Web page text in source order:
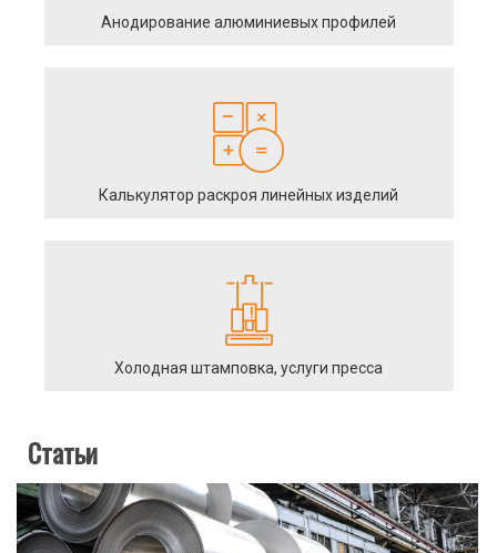
Анодирование алюминиевых профилей
Калькулятор раскроя линейных изделий
Холодная штамповка, услуги пресса
Статьи